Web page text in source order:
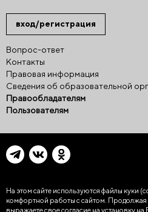
вход/регистрация
Вопрос-ответ
Контакты
Правовая информация
Сведения об образовательной
Правообладателям
Пользователям
На этом сайте используются файлы куки
комфортной работы с сайтом.
выражаете свое согласие на установку